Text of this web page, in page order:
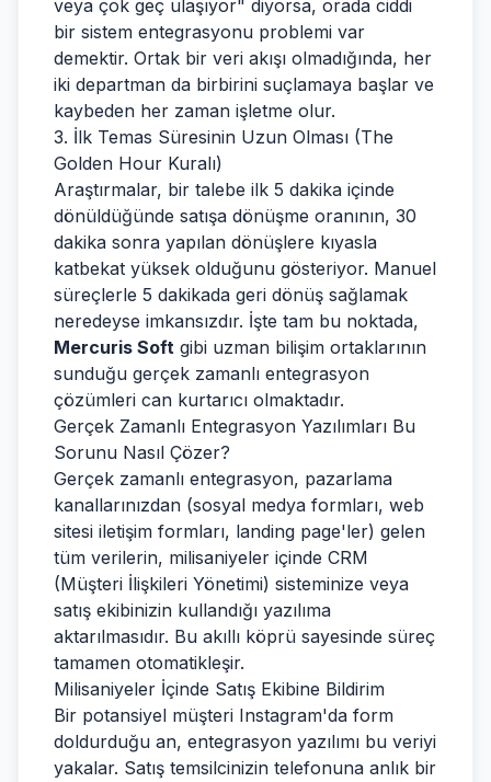
veya çok geç ulaşıyor" diyorsa, orada ciddi
bir sistem entegrasyonu problemi var
demektir. Ortak bir veri akışı olmadığında, her
iki departman da birbirini suçlamaya başlar ve
kaybeden her zaman işletme olur.
3. İlk Temas Süresinin Uzun Olması (The
Golden Hour Kuralı)
Araştırmalar, bir talebe ilk 5 dakika içinde
dönüldüğünde satışa dönüşme oranının, 30
dakika sonra yapılan dönüşlere kıyasla
katbekat yüksek olduğunu gösteriyor. Manuel
süreçlerle 5 dakikada geri dönüş sağlamak
neredeyse imkansızdır. İşte tam bu noktada,
Mercuris Soft gibi uzman bilişim ortaklarının
sunduğu gerçek zamanlı entegrasyon
çözümleri can kurtarıcı olmaktadır.
Gerçek Zamanlı Entegrasyon Yazılımları Bu
Sorunu Nasıl Çözer?
Gerçek zamanlı entegrasyon, pazarlama
kanallarınızdan (sosyal medya formları, web
sitesi iletişim formları, landing page'ler) gelen
tüm verilerin, milisaniyeler içinde CRM
(Müşteri İlişkileri Yönetimi) sisteminize veya
satış ekibinizin kullandığı yazılıma
aktarılmasıdır. Bu akıllı köprü sayesinde süreç
tamamen otomatikleşir.
Milisaniyeler İçinde Satış Ekibine Bildirim
Bir potansiyel müşteri Instagram'da form
doldurduğu an, entegrasyon yazılımı bu veriyi
yakalar. Satış temsilcinizin telefonuna anlık bir